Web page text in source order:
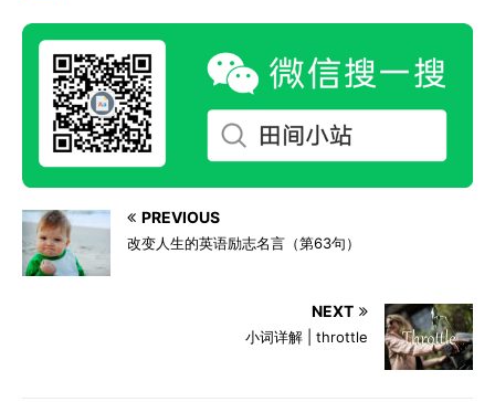
PREVIOUS
改变人生的英语励志名言（第63句）
NEXT
小词详解 | throttle